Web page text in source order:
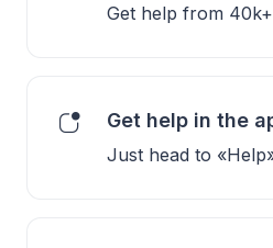
Get help from
Get help in the
Just head to